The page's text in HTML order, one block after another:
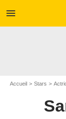
menu
Accueil Stars